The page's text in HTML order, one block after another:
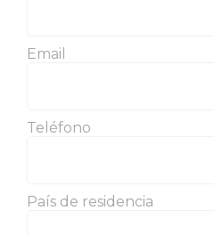
Email
Teléfono
País de residencia